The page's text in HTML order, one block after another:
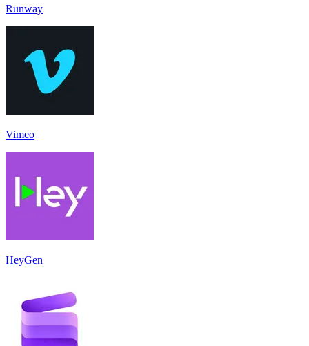
Runway
Vimeo
HeyGen